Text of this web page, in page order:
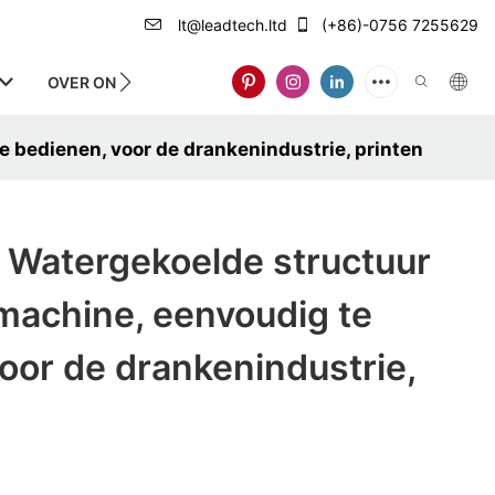
lt@leadtech.ltd (+86)-0756 7255629
OVER ONS
bedienen, voor de drankenindustrie, printen
Watergekoelde structuur
eenvoudig te
de drankenindustrie,